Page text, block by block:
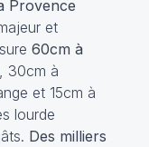
Provence
et
60cm à
30cm à
et 15cm à
lourde
Des milliers